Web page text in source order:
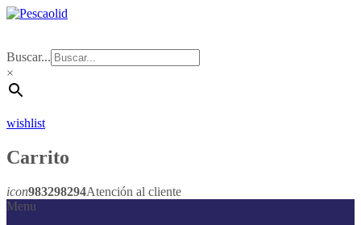
Buscar...
×
wishlist
Carrito
icon983298294Atención al cliente
Menu